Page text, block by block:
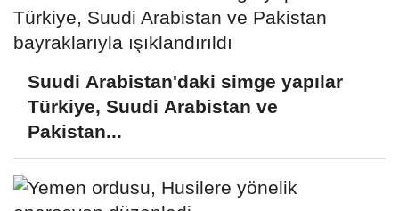
Suudi Arabistan'daki simge yapılar
Türkiye, Suudi Arabistan ve
Pakistan...